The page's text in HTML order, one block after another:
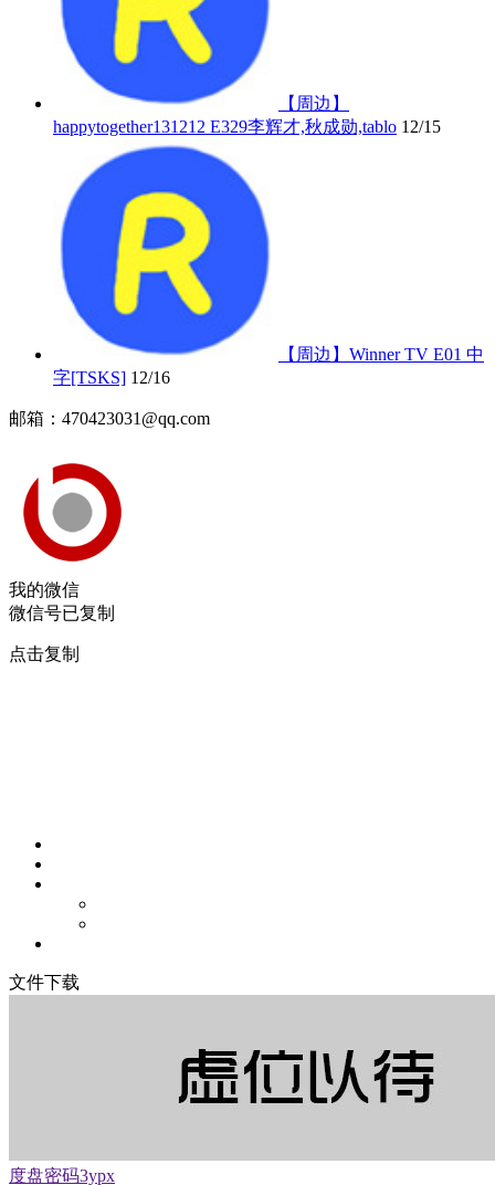
【周边】
happytogether131212 E329李辉才,秋成勋,tablo 12/15
【周边】Winner TV E01 中
字[TSKS] 12/16
邮箱：470423031@qq.com
我的微信
微信号已复制
点击复制
文件下载
度盘密码3ypx